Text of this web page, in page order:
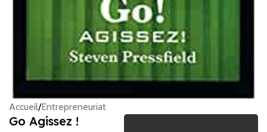
Accueil/Entrepreneuriat
Go Agissez !